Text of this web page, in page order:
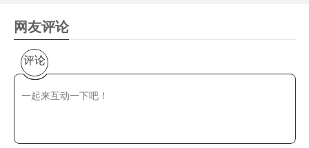
网友评论
评论